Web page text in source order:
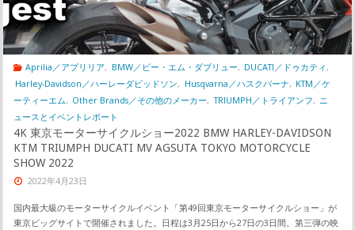
Aprilia／アプリリア, BMW／ビー・エム・ダブリュー, DUCATI／ドゥカティ,
Harley-Davidson／ハーレーダビッドソン, Husqvarna／ハスクバーナ, KTM／ケ
ーティーエム, Other Brands／その他のメーカー, TRIUMPH／トライアンフ, ニ
ュースとイベントレポート
4K 東京モーターサイクルショー2022 BMW HARLEY-DAVIDSON
KTM TRIUMPH DUCATI MV AGSUTA TOKYO MOTORCYCLE
SHOW 2022
2022年4月23日
国内最大級のモーターサイクルイベント「第49回東京モーターサイクルショー」が
東京ビッグサイトで開催されました。日程は3月25日から27日の3日間。第三弾の映